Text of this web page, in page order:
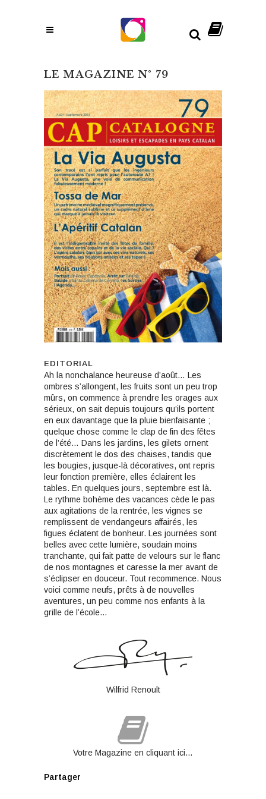
LE MAGAZINE N° 79
EDITORIAL
Ah la nonchalance heureuse d’août… Les
ombres s’allongent, les fruits sont un peu trop
mûrs, on commence à prendre les orages aux
sérieux, on sait depuis toujours qu’ils portent
en eux davantage que la pluie bienfaisante ;
quelque chose comme le clap de fin des fêtes
de l’été… Dans les jardins, les gilets ornent
discrètement le dos des chaises, tandis que
les bougies, jusque-là décoratives, ont repris
leur fonction première, elles éclairent les
tables. En quelques jours, septembre est là.
Le rythme bohème des vacances cède le pas
aux agitations de la rentrée, les vignes se
remplissent de vendangeurs affairés, les
figues éclatent de bonheur. Les journées sont
belles avec cette lumière, soudain moins
tranchante, qui fait patte de velours sur le flanc
de nos montagnes et caresse la mer avant de
s’éclipser en douceur. Tout recommence. Nous
voici comme neufs, prêts à de nouvelles
aventures, un peu comme nos enfants à la
grille de l’école…
Wilfrid Renoult
Votre Magazine en cliquant ici…
Partager